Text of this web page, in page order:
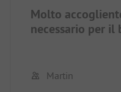
Molto
necessario per il
Martin